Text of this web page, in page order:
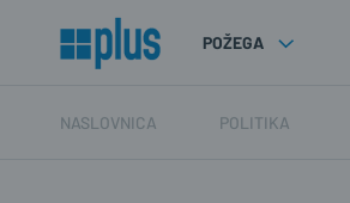
POŽEGA
NASLOVNICA POLITIKA